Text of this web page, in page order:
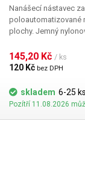
Nanášecí nástavec
poloautomatizované
plochy. Jemný
Nabízíme nástavce
hustší kapaliny je
jsou všechny
145,20 Kč / ks
120 Kč bez DPH
skladem 6-25 ks
Pozítří 11.08.2026